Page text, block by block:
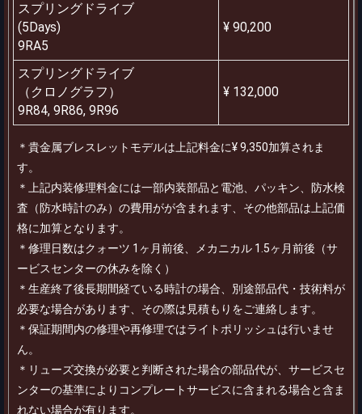
スプリングドライブ
(5Days)
9RA5
¥ 90,200
スプリングドライブ
（クロノグラフ）
9R84, 9R86, 9R96
¥ 132,000
＊貴金属ブレスレットモデルは上記料金に¥ 9,350加算されま
す。
＊上記内装修理料金には一部内装部品と電池、パッキン、防水検
査（防水時計のみ）の費用がが含まれます、その他部品は上記価
格に加算となります。
＊修理日数はクォーツ 1ヶ月前後、メカニカル 1.5ヶ月前後（サ
ービスセンターの休みを除く）
＊生産終了後長期間経ている時計の場合、別途部品代・技術料が
必要な場合があります、その際は見積もりをご連絡します。
＊保証期間内の修理や再修理ではライトポリッシュは行いませ
ん。
＊リューズ交換が必要と判断された場合の部品代が、サービスセ
ンターの基準によりコンプレートサービスに含まれる場合と含ま
れない場合が有ります。